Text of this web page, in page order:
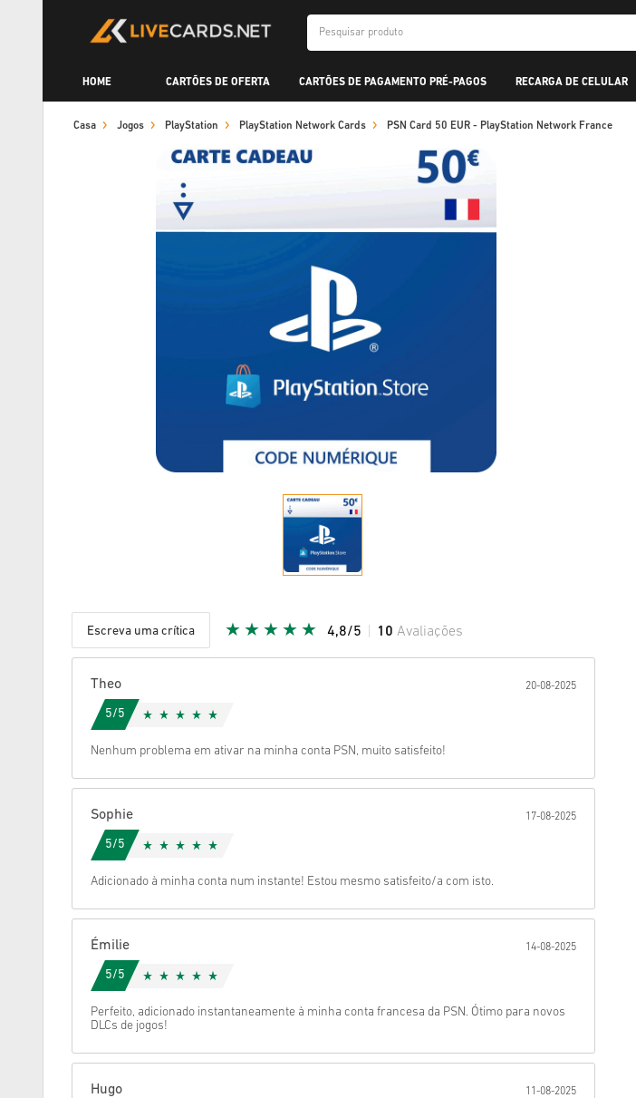
HOME CARTÕES DE OFERTA CARTÕES DE PAGAMENTO PRÉ-PAGOS RECARGA DE CELULAR
Casa Jogos PlayStation PlayStation Network Cards PSN Card 50 EUR - PlayStation Network France
Escreva uma crítica 4,8/5 10 Avaliações
Cancelar
Theo 20-08-2025
5/5
Nenhum problema em ativar na minha conta PSN, muito satisfeito!
Sophie 17-08-2025
5/5
Adicionado à minha conta num instante! Estou mesmo satisfeito/a com isto.
Émilie 14-08-2025
5/5
Perfeito, adicionado instantaneamente à minha conta francesa da PSN. Ótimo para novos
DLCs de jogos!
Hugo 11-08-2025